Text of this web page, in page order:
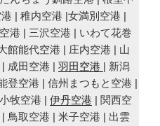
| 稚内空港 |女満別空港 |
港 | 三沢空港 | いわて花巻
館能代空港 | 庄内空港 | 山
成田空港 | 羽田空港 | 新潟
登空港 | 信州まつもと空港 |
牧空港 | 伊丹空港 | 関西空
鳥取空港 | 米子空港 | 出雲